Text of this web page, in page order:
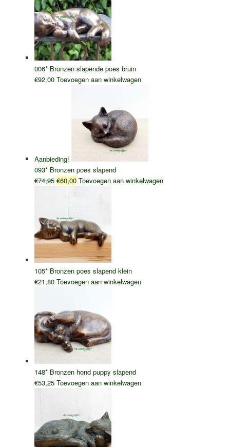
006* Bronzen slapende poes bruin
€92,00 Toevoegen aan winkelwagen
Aanbieding!
093* Bronzen poes slapend
€74,95 Oorspronkelijke
€74,95.
€60,00Huidige
Toevoegen aan winkelwagen
105* Bronzen poes slapend klein
€21,80 Toevoegen aan winkelwagen
148* Bronzen hond puppy slapend
€53,25 Toevoegen aan winkelwagen